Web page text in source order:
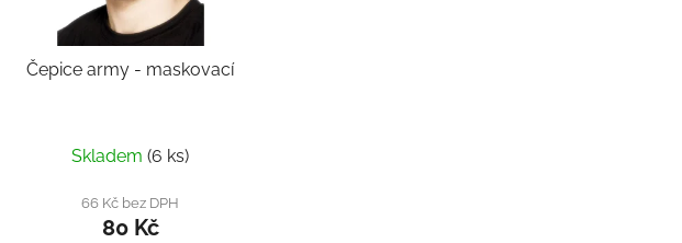
Čepice army - maskovací
Skladem(6 ks)
66 Kč bez DPH
80 Kč